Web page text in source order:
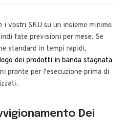
i vostri SKU su un insieme minimo
fate previsioni per mese. Se
standard in tempi rapidi,
dei prodotti in banda stagnata
pronte per l'esecuzione prima di
Dei